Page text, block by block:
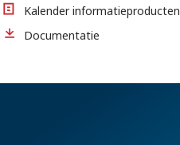
Kalender informatieproducten
Documentatie